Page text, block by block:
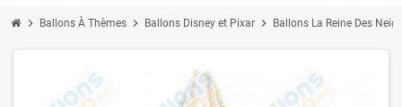
chevron_right Ballons À Thèmes chevron_right Ballons Disney et Pixar chevron_right Ballons La Reine Des